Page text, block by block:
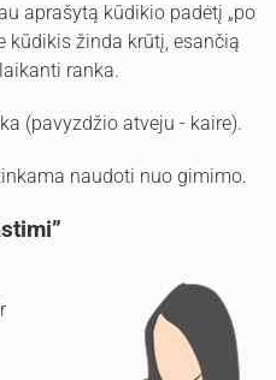
aprašytą kūdikio padėtį „po
kūdikis žinda krūtį, esančią
ranka.
(pavyzdžio atveju - kaire).
naudoti nuo gimimo.